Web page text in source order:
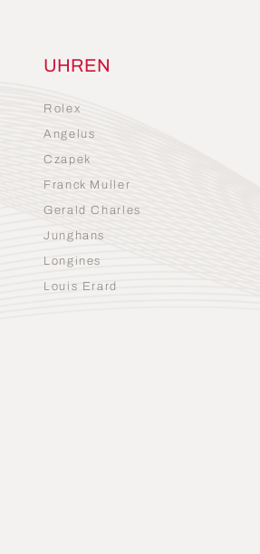
UHREN
Rolex
Angelus
Czapek
Franck Muller
Gerald Charles
Junghans
Longines
Louis Erard